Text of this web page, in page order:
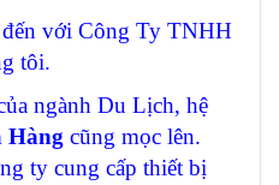
với Công Ty TNHH
tôi.
ngành Du Lịch, hệ
Hàng cũng mọc lên.
ty cung cấp thiết bị